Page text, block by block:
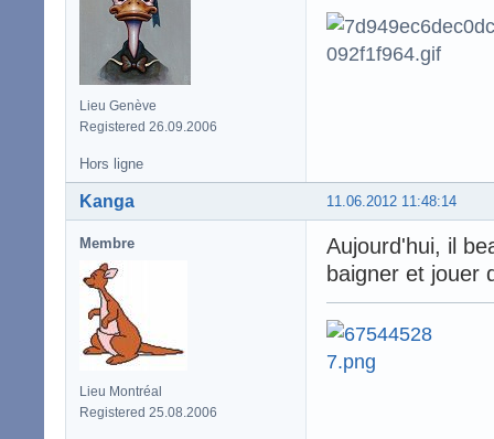
Lieu Genève
Registered 26.09.2006
Hors ligne
11.06.2012 11:48:14
Kanga
Membre
Lieu Montréal
Registered 25.08.2006
Aujourd'hui, il
baigner et jouer